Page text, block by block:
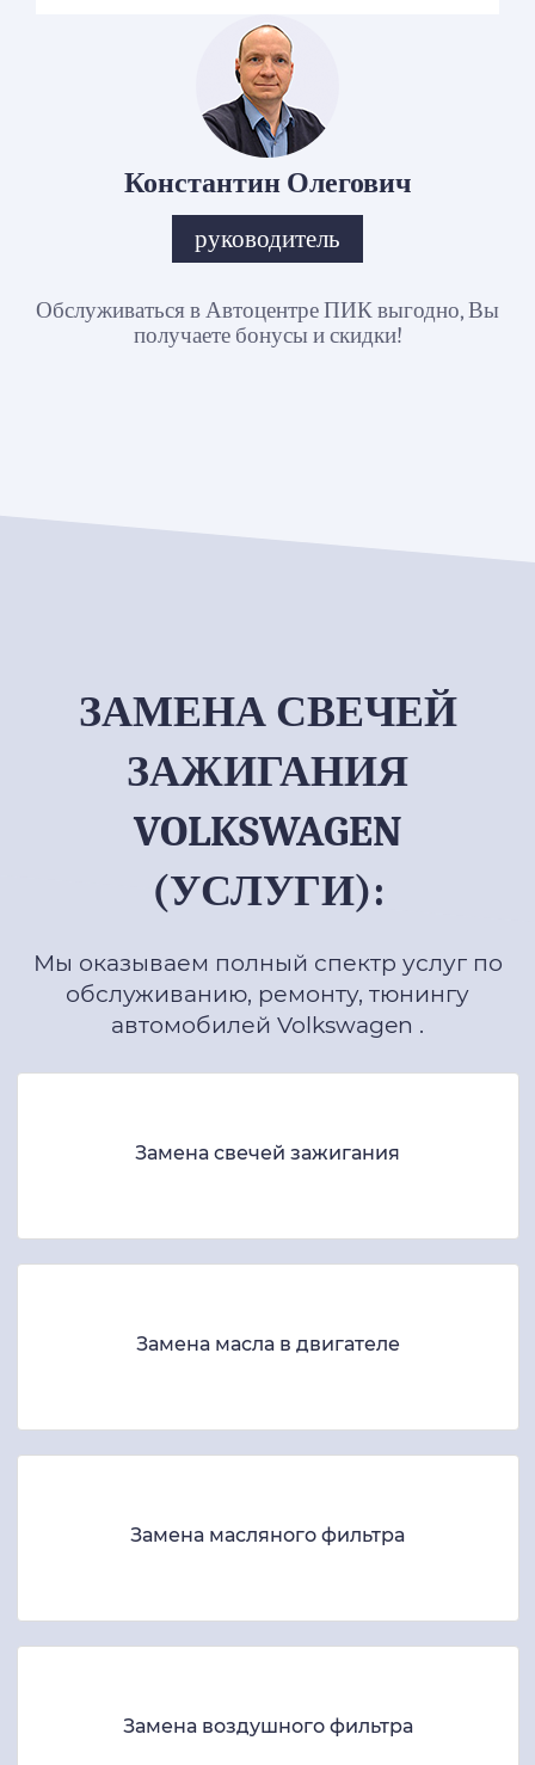
Константин Олегович
руководитель
Обслуживаться в Автоцентре ПИК выгодно, Вы
получаете бонусы и скидки!
ЗАМЕНА СВЕЧЕЙ
ЗАЖИГАНИЯ
VOLKSWAGEN
(УСЛУГИ):
Мы оказываем полный спектр услуг по
обслуживанию, ремонту, тюнингу
автомобилей Volkswagen .
Замена свечей зажигания
Замена масла в двигателе
Замена масляного фильтра
Замена воздушного фильтра